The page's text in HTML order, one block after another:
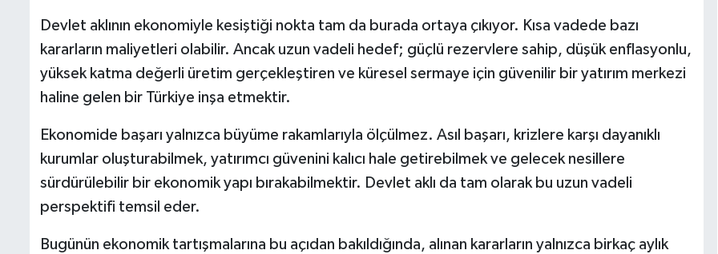
Devlet aklının ekonomiyle kesiştiği nokta tam da burada ortaya çıkıyor. Kısa vadede bazı
kararların maliyetleri olabilir. Ancak uzun vadeli hedef; güçlü rezervlere sahip, düşük enflasyonlu,
yüksek katma değerli üretim gerçekleştiren ve küresel sermaye için güvenilir bir yatırım merkezi
haline gelen bir Türkiye inşa etmektir.
Ekonomide başarı yalnızca büyüme rakamlarıyla ölçülmez. Asıl başarı, krizlere karşı dayanıklı
kurumlar oluşturabilmek, yatırımcı güvenini kalıcı hale getirebilmek ve gelecek nesillere
sürdürülebilir bir ekonomik yapı bırakabilmektir. Devlet aklı da tam olarak bu uzun vadeli
perspektifi temsil eder.
Bugünün ekonomik tartışmalarına bu açıdan bakıldığında, alınan kararların yalnızca birkaç aylık